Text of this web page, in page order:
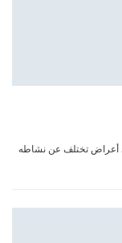
أعراض تختلف عن نشاطه